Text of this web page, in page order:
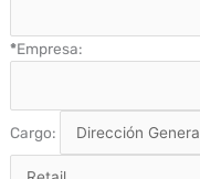
*Empresa:
Cargo: